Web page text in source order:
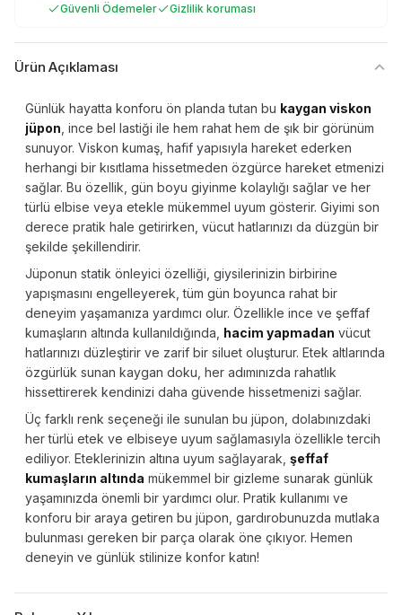
Güvenli Ödemeler Gizlilik koruması
Ürün Açıklaması
Günlük hayatta konforu ön planda tutan bu kaygan viskon
jüpon , ince bel lastiği ile hem rahat hem de şık bir görünüm
sunuyor. Viskon kumaş, hafif yapısıyla hareket ederken
herhangi bir kısıtlama hissetmeden özgürce hareket etmenizi
sağlar. Bu özellik, gün boyu giyinme kolaylığı sağlar ve her
türlü elbise veya etekle mükemmel uyum gösterir. Giyimi son
derece pratik hale getirirken, vücut hatlarınızı da düzgün bir
şekilde şekillendirir.
Jüponun statik önleyici özelliği, giysilerinizin birbirine
yapışmasını engelleyerek, tüm gün boyunca rahat bir
deneyim yaşamanıza yardımcı olur. Özellikle ince ve şeffaf
kumaşların altında kullanıldığında, hacim yapmadan vücut
hatlarınızı düzleştirir ve zarif bir siluet oluşturur. Etek altlarında
özgürlük sunan kaygan doku, her adımınızda rahatlık
hissettirerek kendinizi daha güvende hissetmenizi sağlar.
Üç farklı renk seçeneği ile sunulan bu jüpon, dolabınızdaki
her türlü etek ve elbiseye uyum sağlamasıyla özellikle tercih
ediliyor. Eteklerinizin altına uyum sağlayarak, şeffaf
kumaşların altında mükemmel bir gizleme sunarak günlük
yaşamınızda önemli bir yardımcı olur. Pratik kullanımı ve
konforu bir araya getiren bu jüpon, gardırobunuzda mutlaka
bulunması gereken bir parça olarak öne çıkıyor. Hemen
deneyin ve günlük stilinize konfor katın!